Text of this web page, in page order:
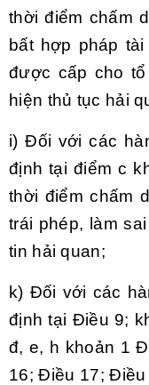
thời điểm chấm
bất hợp pháp
được cấp cho
hiện thủ tục hải
i) Đối với các
định tại điểm c
thời điểm chấm
trái phép, làm
tin hải quan;
k) Đối với các
định tại Điều 9;
đ, e, h khoản 1
16; Điều 17;